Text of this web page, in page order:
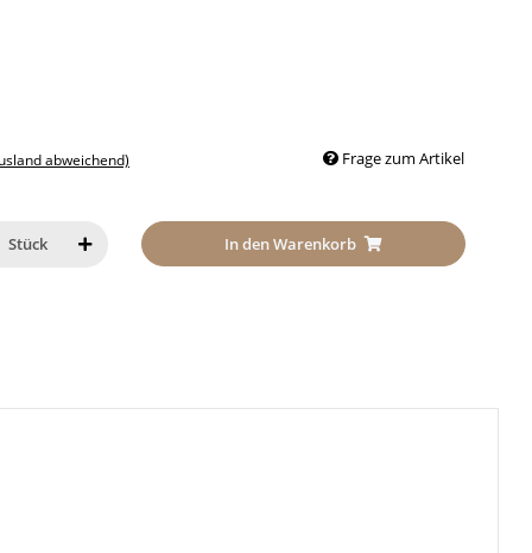
abweichend) Frage zum Artikel
Stück In den Warenkorb